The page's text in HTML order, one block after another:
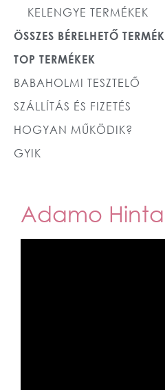
KELENGYE TERMÉKEK
ÖSSZES BÉRELHETŐ TERMÉK
TOP TERMÉKEK
BABAHOLMI TESZTELŐ
SZÁLLÍTÁS ÉS FIZETÉS
HOGYAN MŰKÖDIK?
GYIK
Adamo Hinta